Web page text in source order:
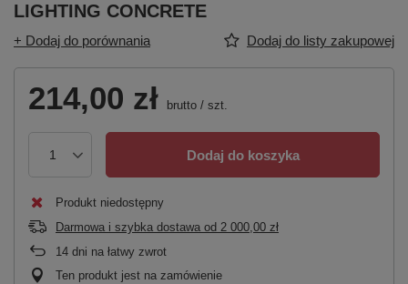
LIGHTING CONCRETE
+ Dodaj do porównania Dodaj do listy zakupowej
214,00 zł brutto / szt.
Dodaj do koszyka
Produkt niedostępny
Darmowa i szybka dostawa od 2 000,00 zł
14 dni na łatwy zwrot
Ten produkt jest na zamówienie